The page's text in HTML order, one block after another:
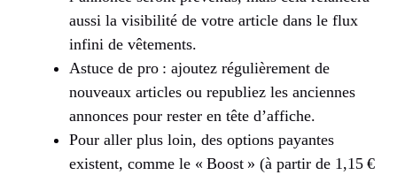
aussi la visibilité de votre article dans le flux
infini de vêtements.
Astuce de pro : ajoutez régulièrement de
nouveaux articles ou republiez les anciennes
annonces pour rester en tête d’affiche.
Pour aller plus loin, des options payantes
existent, comme le « Boost » (à partir de 1,15 €